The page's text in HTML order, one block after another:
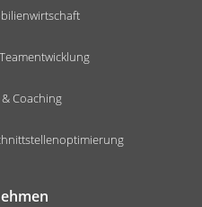
Coaching